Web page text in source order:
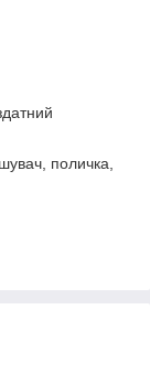
поличка,